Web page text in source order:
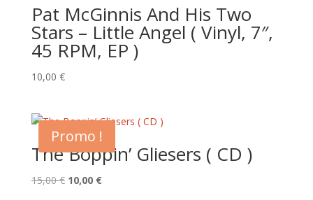
Pat McGinnis And His Two
Stars – Little Angel ( Vinyl, 7″,
45 RPM, EP )
10,00 €
Promo !
The Boppin’ Gliesers ( CD )
15,00€ Le
10,00 €Le